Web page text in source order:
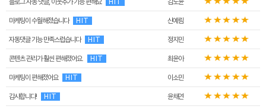
블로그 자동 댓글, 이웃추가 기능 편해요 HIT 김도윤
마케팅이 수월해졌습니다 HIT 신예림
자동댓글 기능 만족스럽습니다 HIT 정지민
콘텐츠 관리가 훨씬 편해졌어요. HIT 최윤아
마케팅이 편해졌어요 HIT 이소민
감사합니다! HIT 윤채연